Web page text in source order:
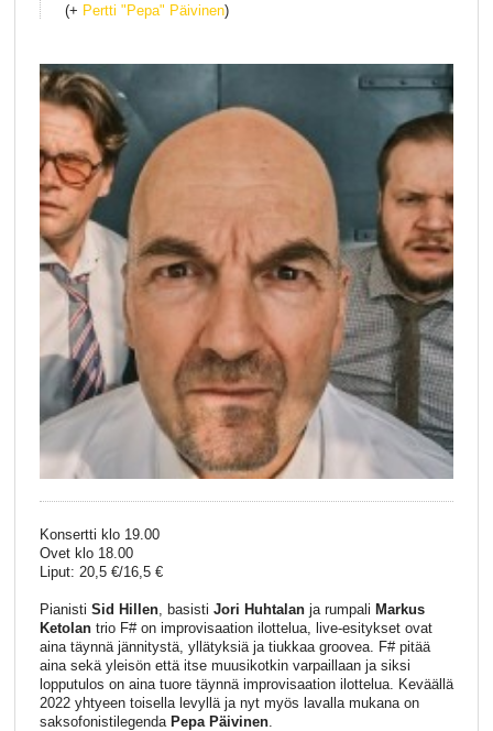
(+ Pertti "Pepa" Päivinen)
Konsertti klo 19.00
Ovet klo 18.00
Liput: 20,5 €/16,5 €
Pianisti Sid Hillen, basisti Jori Huhtalanja rumpali Markus
Ketolantrio F# on improvisaation ilottelua, live-esitykset ovat
aina täynnä jännitystä, yllätyksiä ja tiukkaa groovea. F# pitää
aina sekä yleisön että itse muusikotkin varpaillaan ja siksi
lopputulos on aina tuore täynnä improvisaation ilottelua. Keväällä
2022 yhtyeen toisella levyllä ja nyt myös lavalla mukana on
saksofonistilegenda Pepa Päivinen.